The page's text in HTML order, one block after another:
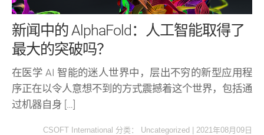
新闻中的 AlphaFold：人工智能取得了
最大的突破吗？
在医学 AI 智能的迷人世界中，层出不穷的新型应用程
序正在以令人意想不到的方式震撼着这个世界，包括通
过机器自身 […]
CSOFT International 分类： Uncategorized | 2021年08月09日